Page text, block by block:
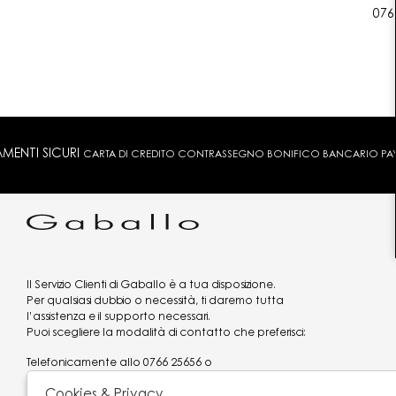
SICURI CARTA DI CREDITO CONTRASSEGNO BONIFICO BANCARIO
Il Servizio Clienti di Gaballo è a tua disposizione.
Per qualsiasi dubbio o necessità, ti daremo tutta
l’assistenza e il supporto necessari.
Puoi scegliere la modalità di contatto che preferisci:
Telefonicamente allo 0766 25656 o